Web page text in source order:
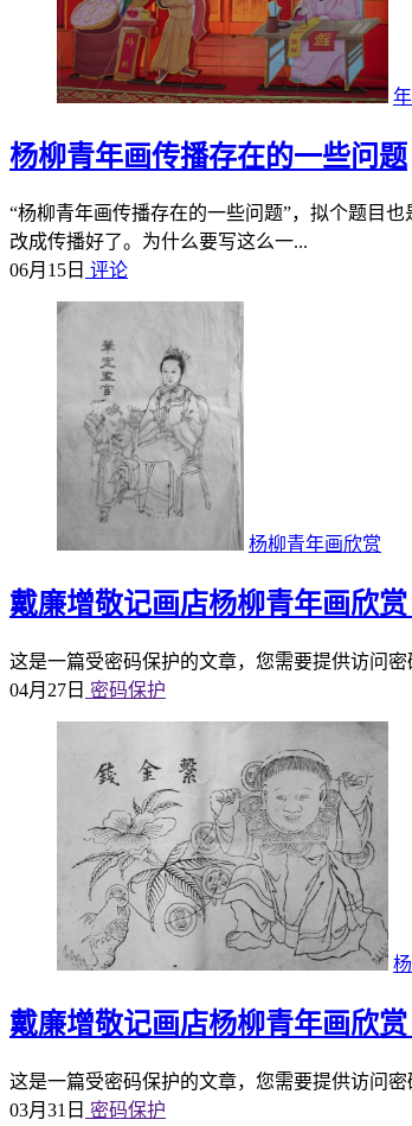
杨柳青年画传播存在的一些问题
“杨柳青年画传播存在的一些问题”，拟个题目
改成传播好了。为什么要写这么一...
06月15日 评论
杨柳青年画欣赏
戴廉增敬记画店杨柳青年画欣赏
这是一篇受密码保护的文章，您需要提供访问密
04月27日 密码保护
戴廉增敬记画店杨柳青年画欣赏
这是一篇受密码保护的文章，您需要提供访问密
03月31日 密码保护